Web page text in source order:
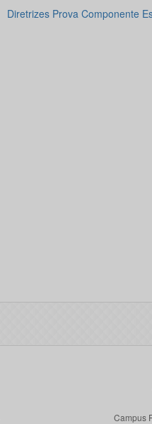
Diretrizes Prova Componente
Campus